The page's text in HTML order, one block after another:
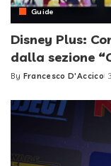
Guide
Disney Plus:
dalla sezione
Posted
By Francesco D'Accico